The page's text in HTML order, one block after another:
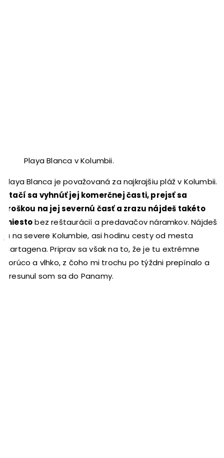
Playa Blanca v Kolumbii.
Playa Blanca je považovaná za najkrajšiu pláž v Kolumbii.
Stačí sa vyhnúť jej komerčnej časti, prejsť sa
troškou na jej severnú časť a zrazu nájdeš takéto
miestobez reštaurácií a predavačov náramkov. Nájdeš
ju na severe Kolumbie, asi hodinu cesty od mesta
Cartagena. Priprav sa však na to, že je tu extrémne
horúco a vlhko, z čoho mi trochu po týždni prepínalo a
presunul som sa do Panamy.